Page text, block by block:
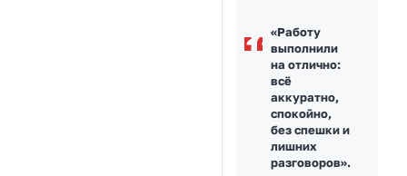
«Работу
выполнили
на отлично:
всё
аккуратно,
спокойно,
без спешки и
лишних
разговоров».